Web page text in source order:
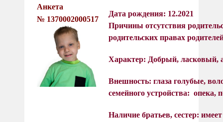
Анкета
№ 1370002000517
Дата рождения: 12.2021
Причины отсутствия
родительских правах
Характер: Добрый, ласковый,
Внешность: глаза голубые,
семейного устройства: опека,
Наличие братьев, сестер: имеет